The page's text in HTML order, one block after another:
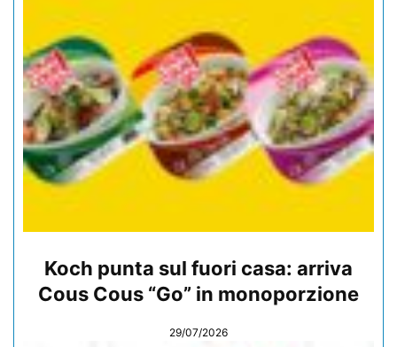
Koch punta sul fuori casa: arriva
Cous Cous “Go” in monoporzione
29/07/2026